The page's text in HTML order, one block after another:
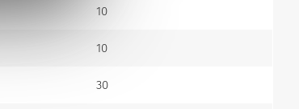
10
10
30